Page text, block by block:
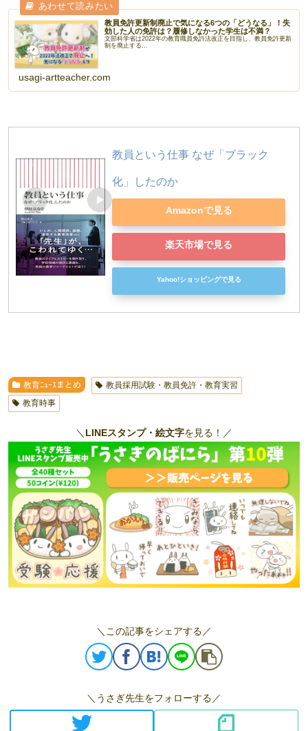
教員免許更新制廃止で気になる6つの「どうなる」！失
効した人の免許は？履修しなかった学生は不満？
文部科学省は2022年の教育職員免許法改正を目指し、教員免許更新
制を廃止する...
usagi-artteacher.com
教員という仕事 なぜ「ブラック
化」したのか
Amazonで見る
楽天市場で見る
Yahoo!ショッピングで見る
教育ﾆｭｰｽまとめ
教員採用試験・教員免許・教育実習
教育時事
＼ LINEスタンプ・絵文字を見る！／
＼この記事をシェアする／
＼うさぎ先生をフォローする／